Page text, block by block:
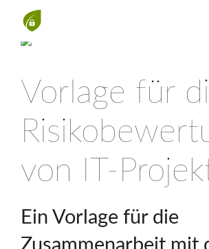
Vorlage für
von IT-
Ein Vorlage für die